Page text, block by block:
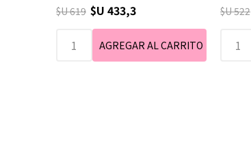
$U 619 $U 433,3 $U 522